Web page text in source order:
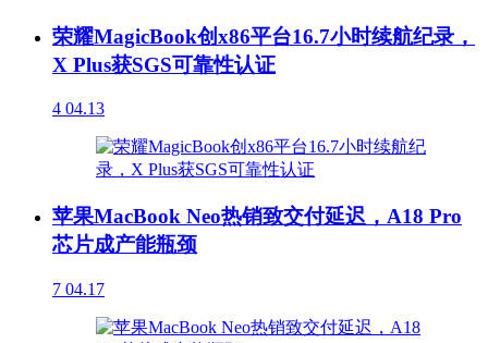
荣耀MagicBook创x86平台16.7小时续航纪录，
X Plus获SGS可靠性认证
4 04.13
苹果MacBook Neo热销致交付延迟，A18 Pro
芯片成产能瓶颈
7 04.17